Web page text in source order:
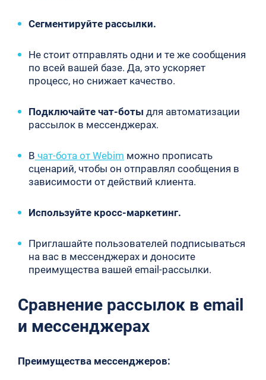
Сегментируйте рассылки.
Не стоит отправлять одни и те же сообщения
по всей вашей базе. Да, это ускоряет
процесс, но снижает качество.
Подключайте чат-боты для автоматизации
рассылок в мессенджерах.
В чат-бота от Webim можно прописать
сценарий, чтобы он отправлял сообщения в
зависимости от действий клиента.
Используйте кросс-маркетинг.
Приглашайте пользователей подписываться
на вас в мессенджерах и доносите
преимущества вашей email-рассылки.
Сравнение рассылок в email
и мессенджерах
Преимущества мессенджеров: